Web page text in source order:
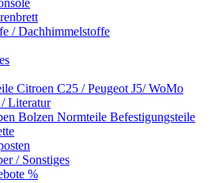
/ Dachhimmelstoffe
Citroen C25 / Peugeot J5/ WoMo
Literatur
Bolzen Normteile Befestigungsteile
/ Sonstiges
%